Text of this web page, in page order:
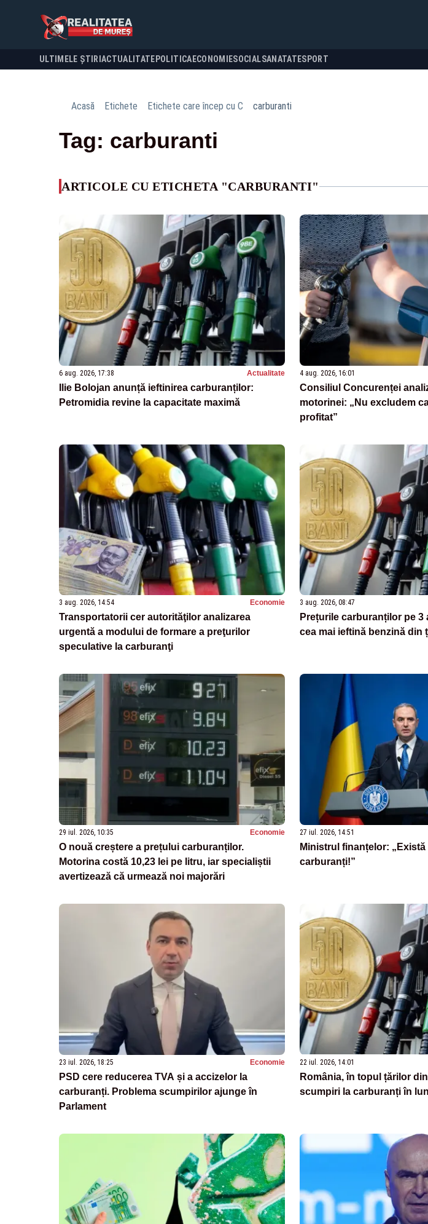
ULTIMELE ȘTIRI ACTUALITATE POLITICA ECONOMIESOCIALSANATATESPORT
Acasă Etichete Etichete care încep cu C carburanti
Tag: carburanti
ARTICOLE CU ETICHETA "CARBURANTI"
6 aug. 2026, 17:38 Actualitate
Ilie Bolojan anunță ieftinirea carburanților:
Petromidia revine la capacitate maximă
4 aug. 2026, 16:01
Consiliul Concurenței
motorinei: „Nu excludem
profitat”
3 aug. 2026, 14:54 Economie
Transportatorii cer autorităţilor analizarea
urgentă a modului de formare a preţurilor
speculative la carburanţi
3 aug. 2026, 08:47
Prețurile carburanților pe 3
cea mai ieftină benzină din
29 iul. 2026, 10:35 Economie
O nouă creștere a prețului carburanților.
Motorina costă 10,23 lei pe litru, iar specialiștii
avertizează că urmează noi majorări
27 iul. 2026, 14:51
Ministrul finanțelor:
carburanți!”
23 iul. 2026, 18:25 Economie
PSD cere reducerea TVA și a accizelor la
carburanți. Problema scumpirilor ajunge în
Parlament
22 iul. 2026, 14:01
România, în topul țărilor
scumpiri la carburanți în